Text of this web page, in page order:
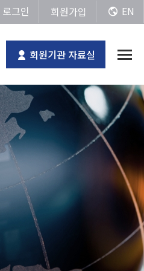
로그인 회원가입 EN
회원기관 자료실 전체